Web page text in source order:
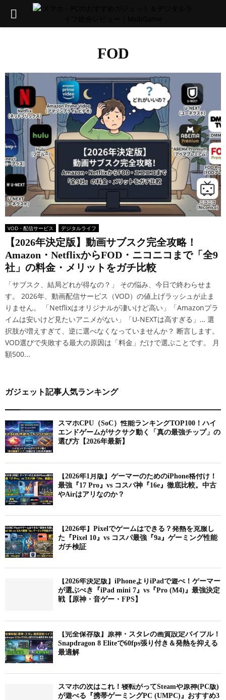
PRIMARY
FOD
VOD・配信サービス デジタルライフ
【2026年決定版】動画サブスク完全攻略！
Amazon・NetflixからFOD・ニコニコまで「全9
社」の料金・メリットをガチ比較
「サブスク、結局どれが得なの？」 その悩み、今日で終わらせま
す。 2026年、動画配信サービス（VOD）の値上げラッシュが止ま
りません。 「Netflixはオリジナルが凄いけど高い」「Amazonプラ
イムは安いけど見たいアニメがない」「U-NEXTは高すぎる」… 選
択肢が増えすぎて、逆に選べなくなっていませんか？ 断言します。
VOD選びで失敗する最大の原因は「料金」だけで選ぶことです。 月
額500...
ガジェット記事人気ランキング
スマホCPU（SoC）性能ランキングTOP100！ハイ
エンドゲームがサクサク動く「真の最強チップ」の
選び方【2026年最新】
【2026年1月版】ゲーマーのためのiPhone格付け！
最強『17 Pro』vs コスパ神『16e』徹底比較。中古
やAirはアリなのか？
【2026年】Pixelでゲームはできる？発熱を克服し
た『Pixel 10』vs コスパ最強『9a』ゲーミング性能
ガチ検証
【2026年決定版】iPhoneよりiPadで遊べ！ゲーマー
が選ぶべき『iPad mini 7』vs『Pro (M4)』最強決定
戦【原神・音ゲー・FPS】
【完全保存版】原神・スタレの画質設定バイブル！
Snapdragon 8 Eliteで60fps張り付き＆発熱を抑える
最適解
スマホの次はこれ！寝転がってSteamや原神(PC版)
が遊べる『携帯ゲーミングPC (UMPC)』おすすめ3